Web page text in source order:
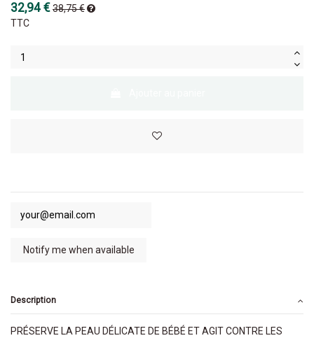
32,94 €38,75 €
TTC
Description
PRÉSERVE LA PEAU DÉLICATE DE BÉBÉ ET AGIT CONTRE LES